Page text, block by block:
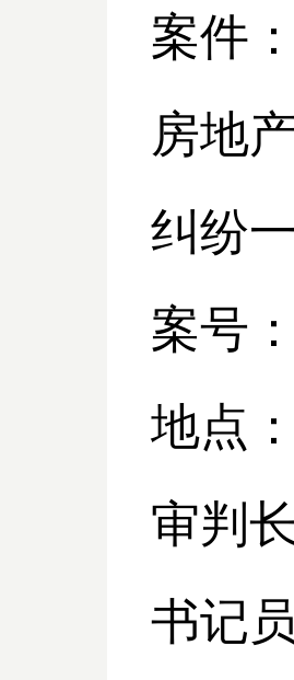
案件
房地
纠纷
案号
地点
审判
书记